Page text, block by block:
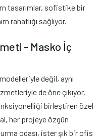
tasarımlar, sofistike bir
rahatlığı sağlıyor.
- Masko İç
değil, aynı
de öne çıkıyor.
birleştiren özel
her projeye özgün
odası, ister şık bir ofis